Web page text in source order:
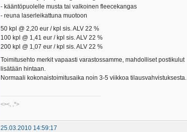
- kääntöpuolelle musta tai valkoinen fleecekangas
- reuna laserleikattuna muotoon
50 kpl @ 2,20 eur / kpl sis. ALV 22 %
100 kpl @ 1,41 eur / kpl sis. ALV 22 %
200 kpl @ 1,07 eur / kpl sis. ALV 22 %
Toimitusehto merkit vapaasti varastossamme, mahdolliset postikulut
lisätään hintaan.
Normaali kokonaistoimitusaika noin 3-5 viikkoa tilausvahvistuksesta.
<><, ,*>
25.03.2010 14:59:17